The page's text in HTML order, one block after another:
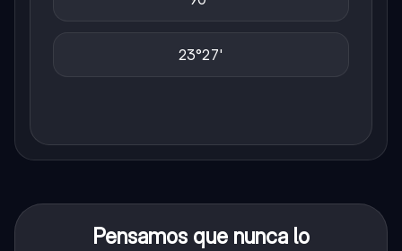
23°27'
Pensamos que nunca lo